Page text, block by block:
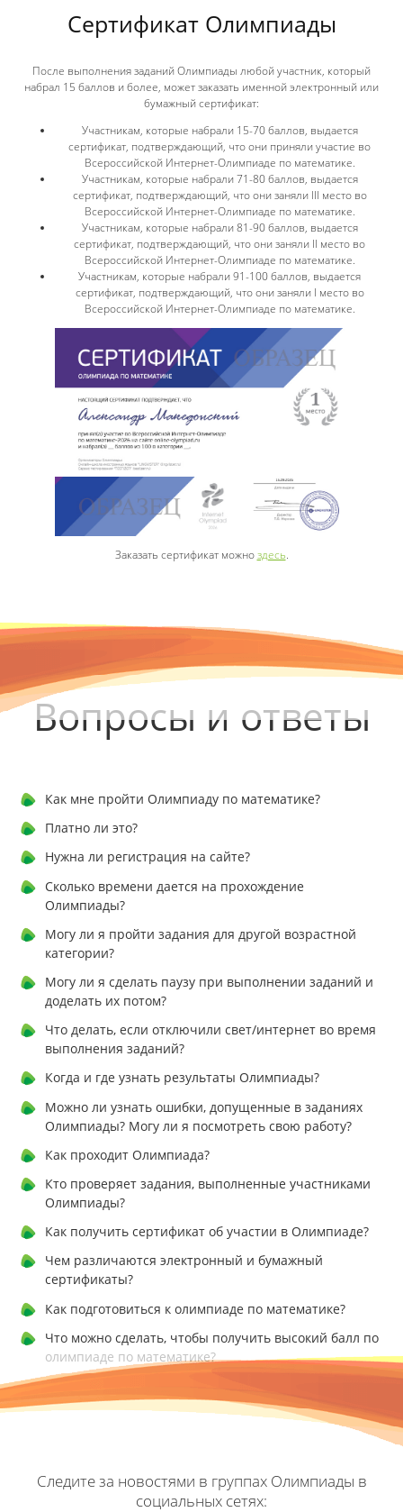
Cертификат Олимпиады
После выполнения заданий Олимпиады любой участник, который
набрал 15 баллов и более, может заказать именной электронный или
бумажный сертификат:
Участникам, которые набрали 15-70 баллов, выдается
сертификат, подтверждающий, что они приняли участие во
Всероссийской Интернет-Олимпиаде по математике.
Участникам, которые набрали 71-80 баллов, выдается
сертификат, подтверждающий, что они заняли III место во
Всероссийской Интернет-Олимпиаде по математике.
Участникам, которые набрали 81-90 баллов, выдается
сертификат, подтверждающий, что они заняли II место во
Всероссийской Интернет-Олимпиаде по математике.
Участникам, которые набрали 91-100 баллов, выдается
сертификат, подтверждающий, что они заняли I место во
Всероссийской Интернет-Олимпиаде по математике.
Заказать сертификат можноздесь.
Вопросы и ответы
Как мне пройти Олимпиаду по математике?
Платно ли это?
Нужна ли регистрация на сайте?
Сколько времени дается на прохождение
Олимпиады?
Могу ли я пройти задания для другой возрастной
категории?
Могу ли я сделать паузу при выполнении заданий и
доделать их потом?
Что делать, если отключили свет/интернет во время
выполнения заданий?
Когда и где узнать результаты Олимпиады?
Можно ли узнать ошибки, допущенные в заданиях
Олимпиады? Могу ли я посмотреть свою работу?
Как проходит Олимпиада?
Кто проверяет задания, выполненные участниками
Олимпиады?
Как получить сертификат об участии в Олимпиаде?
Чем различаются электронный и бумажный
сертификаты?
Как подготовиться к олимпиаде по математике?
Что можно сделать, чтобы получить высокий балл по
олимпиаде по математике?
Следите за новостями в группах Олимпиады в
социальных сетях: